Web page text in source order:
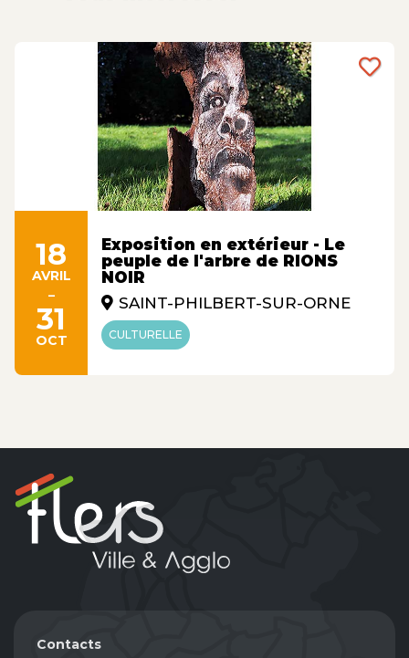
18
AVRIL
-
31
OCT
Exposition en extérieur - Le
peuple de l'arbre de RIONS
NOIR
SAINT-PHILBERT-SUR-ORNE
CULTURELLE
Contacts